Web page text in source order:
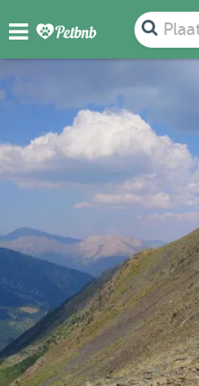
FOTO'S BEOORDELINGEN KAART